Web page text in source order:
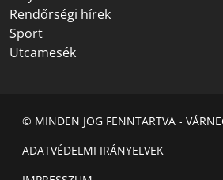
Rendőrségi hírek
Sport
Utcamesék
© MINDEN JOG FENNTARTVA -
ADATVÉDELMI IRÁNYELVEK